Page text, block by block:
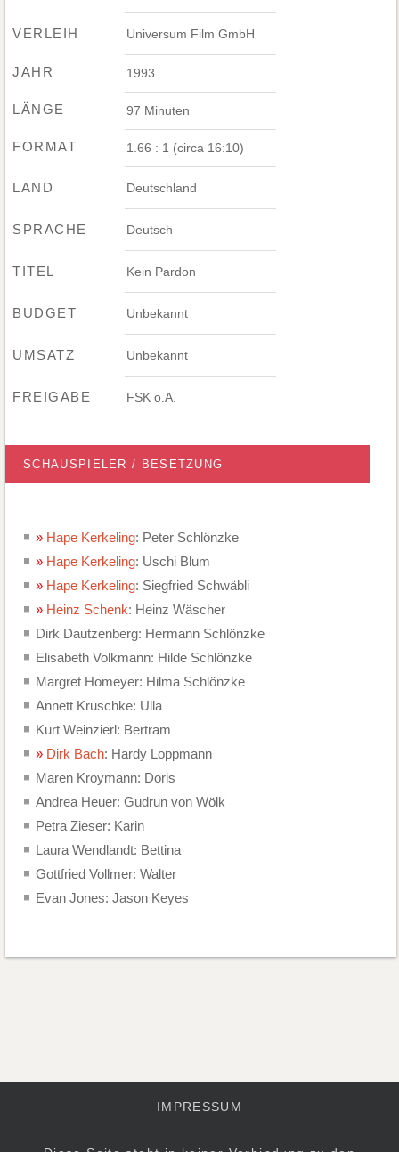
VERLEIH Universum Film GmbH
JAHR 1993
LÄNGE 97 Minuten
FORMAT 1.66 : 1 (circa 16:10)
LAND Deutschland
SPRACHE Deutsch
TITEL Kein Pardon
BUDGET Unbekannt
UMSATZ Unbekannt
FREIGABE FSK o.A.
SCHAUSPIELER / BESETZUNG
Hape Kerkeling: Peter Schlönzke
Hape Kerkeling: Uschi Blum
Hape Kerkeling: Siegfried Schwäbli
Heinz Schenk: Heinz Wäscher
Dirk Dautzenberg: Hermann Schlönzke
Elisabeth Volkmann: Hilde Schlönzke
Margret Homeyer: Hilma Schlönzke
Annett Kruschke: Ulla
Kurt Weinzierl: Bertram
Dirk Bach: Hardy Loppmann
Maren Kroymann: Doris
Andrea Heuer: Gudrun von Wölk
Petra Zieser: Karin
Laura Wendlandt: Bettina
Gottfried Vollmer: Walter
Evan Jones: Jason Keyes
IMPRESSUM